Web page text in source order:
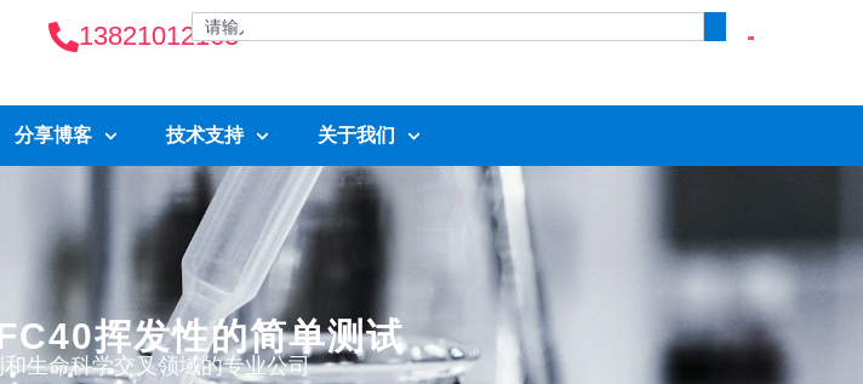
13821012163
分享博客 技术支持 关于我们
挥发性的简单测试
生命科学交叉领域的专业公司